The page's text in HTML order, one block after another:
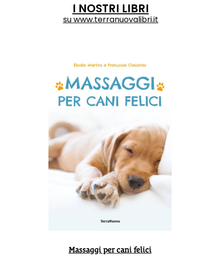
I NOSTRI LIBRI
suwww.terranuovalibri.it
Massaggi per cani felici